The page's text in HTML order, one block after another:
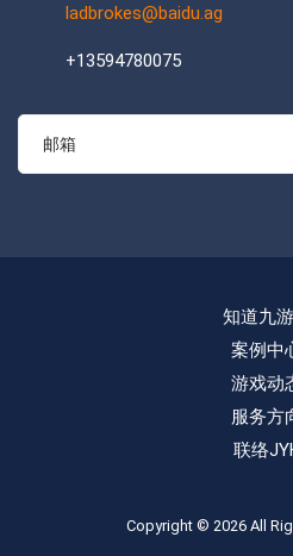
ladbrokes@baidu.ag
+13594780075
知道九
案例中
游戏动
服务方
联络
Copyright © 2026 All